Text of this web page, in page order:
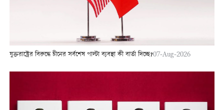
যুক্তরাষ্ট্রের বিরুদ্ধে চীনের সর্বশেষ পাল্টা ব্যবস্থা কী বার্তা দিচ্ছে?07-Aug-2026